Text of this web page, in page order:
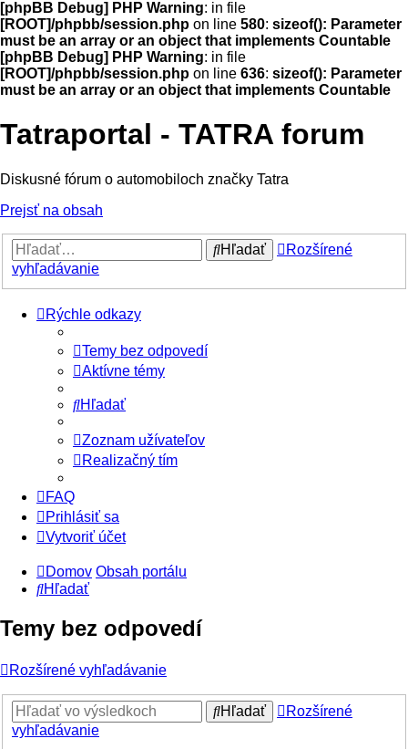
[phpBB Debug] PHP Warning: in file
[ROOT]/phpbb/session.php on line 580: sizeof(): Parameter
must be an array or an object that implements Countable
[phpBB Debug] PHP Warning: in file
[ROOT]/phpbb/session.php on line 636: sizeof(): Parameter
must be an array or an object that implements Countable
Tatraportal - TATRA forum
Diskusné fórum o automobiloch značky Tatra
Prejsť na obsah
Hľadať
Rozšírené
vyhľadávanie
Rýchle odkazy
Temy bez odpovedí
Aktívne témy
Hľadať
Zoznam užívateľov
Realizačný tím
FAQ
Prihlásiť sa
Vytvoriť účet
Domov Obsah portálu
Hľadať
Temy bez odpovedí
Rozšírené vyhľadávanie
Hľadať
Rozšírené
vyhľadávanie